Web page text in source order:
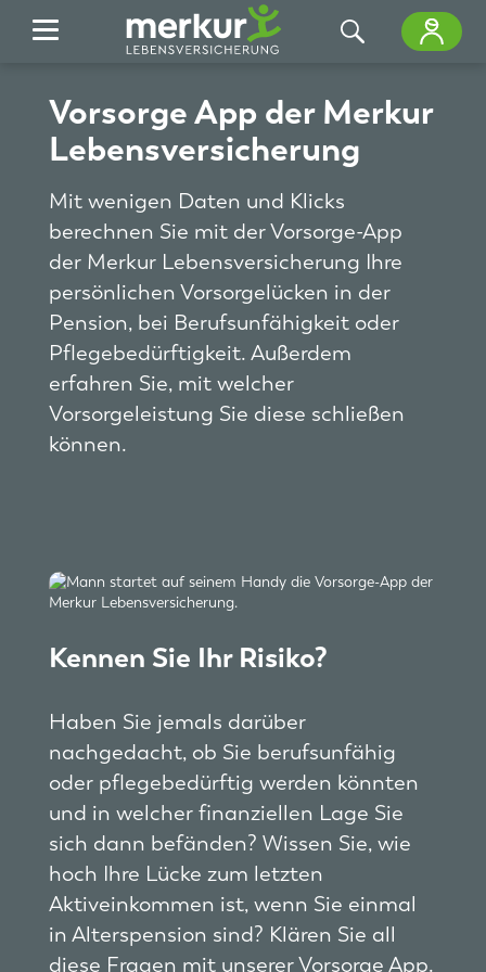
Vorsorge App der Merkur
Lebensversicherung
Mit wenigen Daten und Klicks
berechnen Sie mit der Vorsorge-App
der Merkur Lebensversicherung Ihre
persönlichen Vorsorgelücken in der
Pension, bei Berufsunfähigkeit oder
Pflegebedürftigkeit. Außerdem
erfahren Sie, mit welcher
Vorsorgeleistung Sie diese schließen
können.
Kennen Sie Ihr Risiko?
Haben Sie jemals darüber
nachgedacht, ob Sie berufsunfähig
oder pflegebedürftig werden könnten
und in welcher finanziellen Lage Sie
sich dann befänden? Wissen Sie, wie
hoch Ihre Lücke zum letzten
Aktiveinkommen ist, wenn Sie einmal
in Alterspension sind? Klären Sie all
diese Fragen mit unserer Vorsorge App.